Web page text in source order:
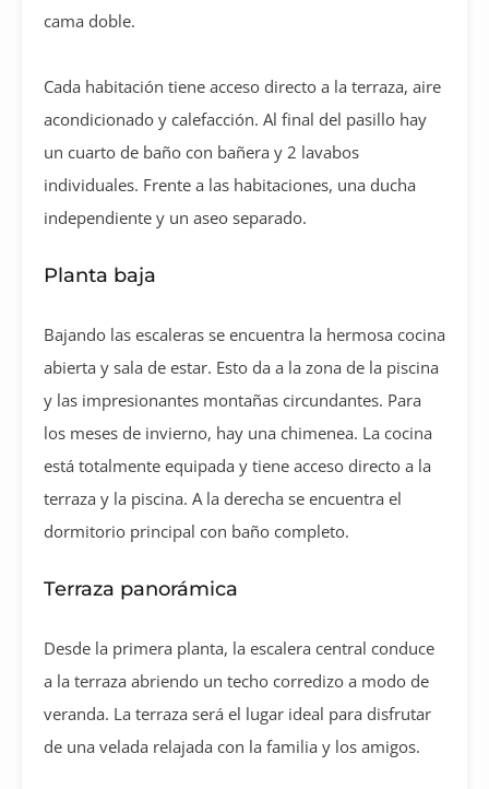
cama doble.
Cada habitación tiene acceso directo a la terraza, aire
acondicionado y calefacción. Al final del pasillo hay
un cuarto de baño con bañera y 2 lavabos
individuales. Frente a las habitaciones, una ducha
independiente y un aseo separado.
Planta baja
Bajando las escaleras se encuentra la hermosa cocina
abierta y sala de estar. Esto da a la zona de la piscina
y las impresionantes montañas circundantes. Para
los meses de invierno, hay una chimenea. La cocina
está totalmente equipada y tiene acceso directo a la
terraza y la piscina. A la derecha se encuentra el
dormitorio principal con baño completo.
Terraza panorámica
Desde la primera planta, la escalera central conduce
a la terraza abriendo un techo corredizo a modo de
veranda. La terraza será el lugar ideal para disfrutar
de una velada relajada con la familia y los amigos.